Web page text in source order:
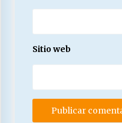
Sitio web